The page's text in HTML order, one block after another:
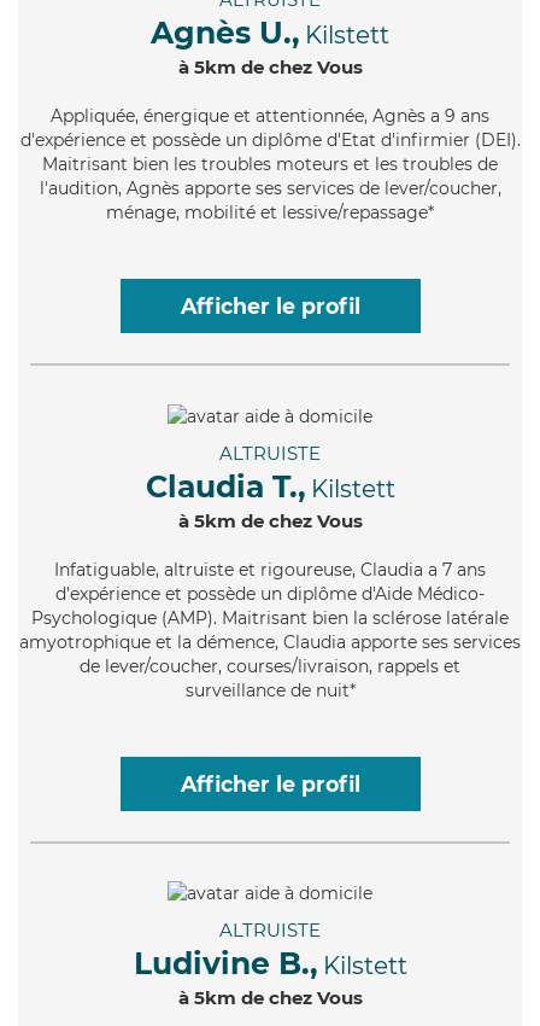
Agnès U., Kilstett
à 5km de chez Vous
Appliquée, énergique et attentionnée, Agnès a 9 ans
d'expérience et possède un diplôme d'Etat d'infirmier (DEI).
Maitrisant bien les troubles moteurs et les troubles de
l'audition, Agnès apporte ses services de lever/coucher,
ménage, mobilité et lessive/repassage*
Afficher le profil
ALTRUISTE
Claudia T., Kilstett
à 5km de chez Vous
Infatiguable, altruiste et rigoureuse, Claudia a 7 ans
d'expérience et possède un diplôme d'Aide Médico-
Psychologique (AMP). Maitrisant bien la sclérose latérale
amyotrophique et la démence, Claudia apporte ses services
de lever/coucher, courses/livraison, rappels et
surveillance de nuit*
Afficher le profil
ALTRUISTE
Ludivine B., Kilstett
à 5km de chez Vous